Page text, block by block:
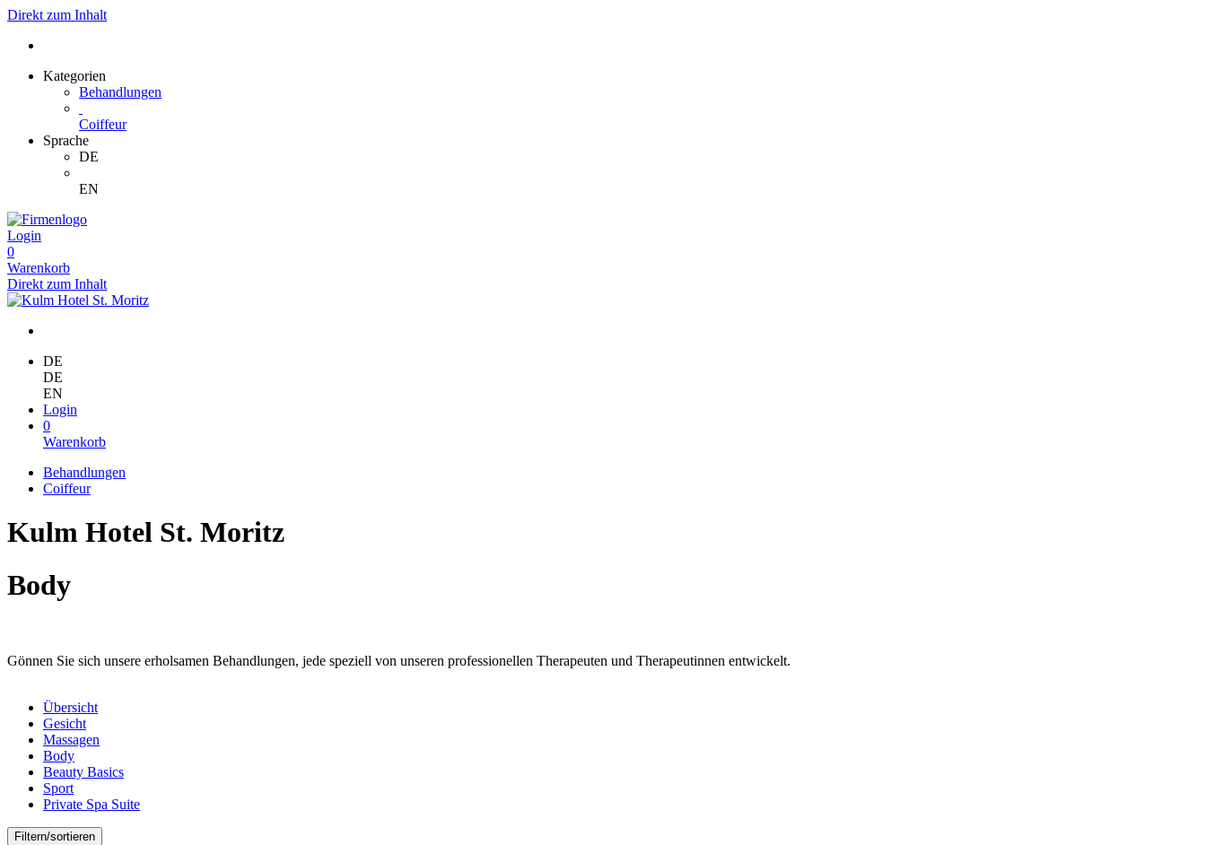
Direkt zum Inhalt
Kategorien
Behandlungen
Coiffeur
Sprache
DE
EN
Login
0
Warenkorb
Direkt zum Inhalt
DE
DE
EN
Login
0
Warenkorb
Behandlungen
Coiffeur
Kulm Hotel St. Moritz
Body
Gönnen Sie sich unsere erholsamen Behandlungen, jede speziell von unseren professionellen Therapeuten und Therapeutinnen entwickelt.
Übersicht
Gesicht
Massagen
Body
Beauty Basics
Sport
Private Spa Suite
Filtern/sortieren